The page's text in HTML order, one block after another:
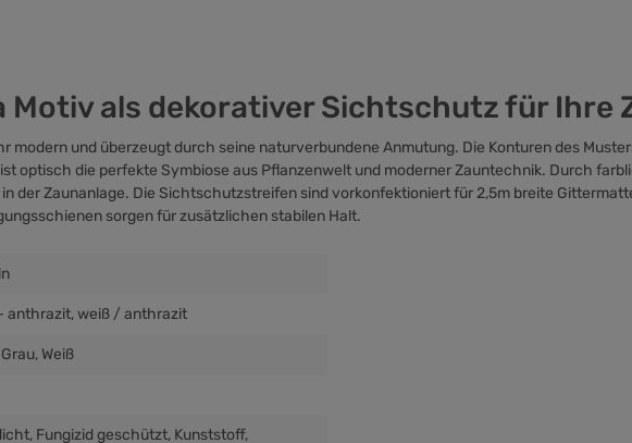
als dekorativer Sichtschutz für Ihre
modern und überzeugt durch seine naturverbundene Anmutung. Die Konturen des
optisch die perfekte Symbiose aus Pflanzenwelt und moderner Zauntechnik. Durch
der Zaunanlage. Die Sichtschutzstreifen sind vorkonfektioniert für 2,5m breite
sorgen für zusätzlichen stabilen Halt.
anthrazit, weiß / anthrazit
Grau, Weiß
, Fungizid geschützt, Kunststoff,